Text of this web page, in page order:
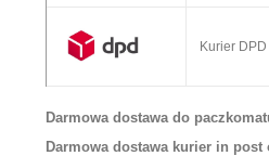
Kurier DPD
Darmowa dostawa do
Darmowa dostawa kurier in post